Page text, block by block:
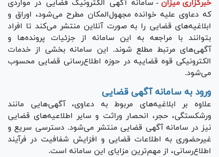
خبرگزاری میزان - سامانه آگهی الکترونیک قضایی در مواردی
که دعاوی علیه خوانده مجهول‌المکان مطرح می‌شود، اوراق و
ابلاغیه‌های قضایی را به صورت آنلاین منتشر می‌کند تا افراد
بتوانند با مراجعه به این سامانه از جزئیات پرونده‌ها و
آگهی‌های مرتبط مطلع شوند. این سامانه بخشی از خدمات
الکترونیکی قوه قضاییه در حوزه اطلاع‌رسانی قضایی محسوب
می‌شود.
ورود به سامانه آگهی قضایی
علاوه بر ابلاغیه‌های مربوط به دعاوی، آگهی‌هایی مانند
ورشکستگی، حجر، انحصار وراثت و سایر اطلاعیه‌های قضایی
نیز در سامانه آگهی قضایی منتشر می‌شود. دسترسی سریع و
غیرحضوری به اطلاعات قضایی و افزایش شفافیت در فرآیند
اطلاع‌رسانی، از مهم‌ترین مزایای این سامانه است.